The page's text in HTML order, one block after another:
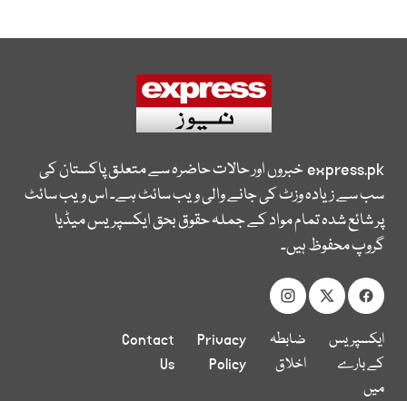
express.pkخبروں اور حالات حاضرہ سے متعلق پاکستان کی
سب سے زیادہ وزٹ کی جانے والی ویب سائٹ ہے۔ اس ویب سائٹ
پر شائع شدہ تمام مواد کے جملہ حقوق بحق ایکسپریس میڈیا
گروپ محفوظ ہیں۔
ایکسپریس
کے بارے
میں
ضابطہ
اخلاق
Privacy
Policy
Contact
Us